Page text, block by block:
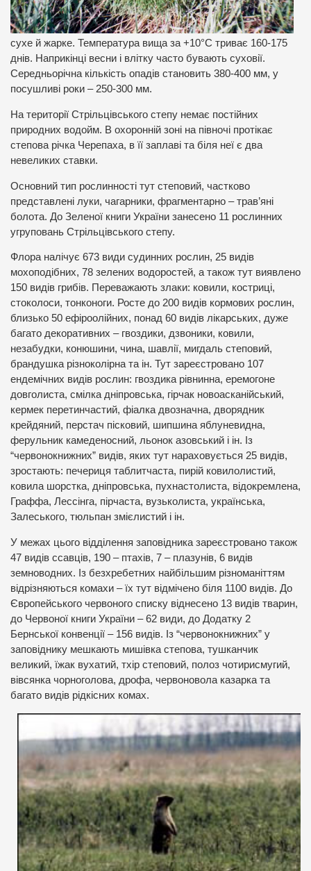
сухе й жарке. Температура вища за +10°С триває 160-175
днів. Наприкінці весни і влітку часто бувають суховії.
Середньорічна кількість опадів становить 380-400 мм, у
посушливі роки – 250-300 мм.
На території Стрільцівського степу немає постійних
природних водойм. В охоронній зоні на півночі протікає
степова річка Черепаха, в її заплаві та біля неї є два
невеликих ставки.
Основний тип рослинності тут степовий, частково
представлені луки, чагарники, фрагментарно – трав’яні
болота. До Зеленої книги України занесено 11 рослинних
угруповань Стрільцівського степу.
Флора налічує 673 види судинних рослин, 25 видів
мохоподібних, 78 зелених водоростей, а також тут виявлено
150 видів грибів. Переважають злаки: ковили, костриці,
стоколоси, тонконоги. Росте до 200 видів кормових рослин,
близько 50 ефіроолійних, понад 60 видів лікарських, дуже
багато декоративних – гвоздики, дзвоники, ковили,
незабудки, конюшини, чина, шавлії, мигдаль степовий,
брандушка різноколірна та ін. Тут зареєстровано 107
ендемічних видів рослин: гвоздика рівнинна, еремогоне
довголиста, смілка дніпровська, гірчак новоасканійський,
кермек перетинчастий, фіалка двозначна, дворядник
крейдяний, перстач пісковий, шипшина яблуневидна,
ферульник камеденосний, льонок азовський і ін. Із
“червонокнижних” видів, яких тут нараховується 25 видів,
зростають: печериця таблитчаста, пирій ковилолистий,
ковила шорстка, дніпровська, пухнастолиста, відокремлена,
Граффа, Лессінга, пірчаста, вузьколиста, українська,
Залеського, тюльпан змієлистий і ін.
У межах цього відділення заповідника зареєстровано також
47 видів ссавців, 190 – птахів, 7 – плазунів, 6 видів
земноводних. Із безхребетних найбільшим різноманіттям
відрізняються комахи – їх тут відмічено біля 1100 видів. До
Європейського червоного списку віднесено 13 видів тварин,
до Червоної книги України – 62 види, до Додатку 2
Бернської конвенції – 156 видів. Із “червонокнижних” у
заповіднику мешкають мишівка степова, тушканчик
великий, їжак вухатий, тхір степовий, полоз чотирисмугий,
вівсянка чорноголова, дрофа, червоновола казарка та
багато видів рідкісних комах.